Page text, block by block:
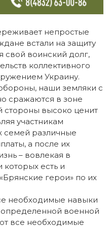
непростые
встали на защиту
свой воинский долг,
коллективного
Украину.
наши земляки с
сражаются в зоне
стороны высоко ценит
участникам
семей различные
а после их
– вовлекая в
есть и
герои» по их
необходимые навыки
определенной военной
все необходимые